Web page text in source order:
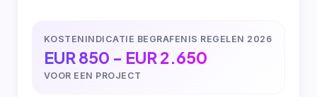
KOSTENINDICATIE BEGRAFENIS REGELEN 2026
EUR 850 - EUR 2.650
VOOR EEN PROJECT